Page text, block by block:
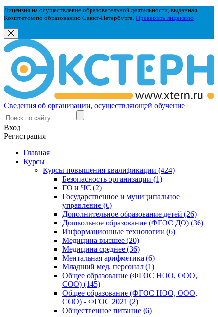
Лицензия на осуществление образовательной деятельности, выданная
Комитетом по образованию Санкт-Петербурга. Проверить лицензию
Сведения об организации, осуществляющей обучение
Вход
Регистрация
Главная
Курсы
Курсы повышения квалификации (424)
Безопасность организации (1)
ГО и ЧС (2)
Государственное и муниципальное
управление (6)
Дополнительное образование детей (26)
Дошкольное образование (ФГОС ДО) (36)
Информационные технологии (6)
Медицина высшее (20)
Медицина среднее (36)
Ментальная арифметика (6)
Младший мед. персонал (1)
Общее образование (ФГОС НОО, ООО,
СОО) (145)
Общее образование (ФГОС НОО, ООО,
СОО) - ФГОС 2021 (2)
Общественное питание (6)